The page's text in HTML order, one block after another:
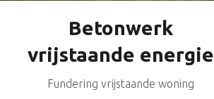
Betonwerk
vrijstaande energie
neutrale woning
Fundering vrijstaande woning